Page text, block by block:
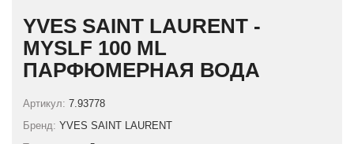
YVES SAINT LAURENT -
MYSLF 100 ML
ПАРФЮМЕРНАЯ ВОДА
Артикул: 7.93778
Бренд: YVES SAINT LAURENT